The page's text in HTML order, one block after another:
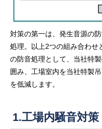
対策の第一は、発生音源の
処理。以上2つの組み合わせ
の防音処理として、当社特
囲み、工場室内を当社特製
を低減します。
1.工場内騒音対策